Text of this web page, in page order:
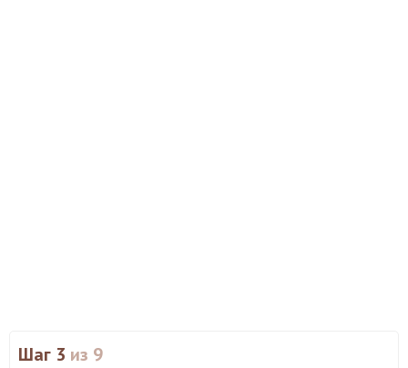
Шаг 3 из 9